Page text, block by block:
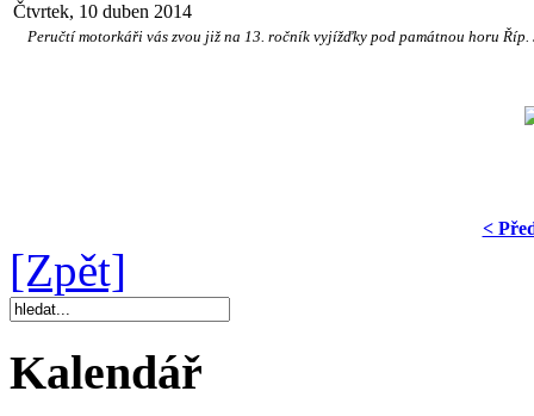
Čtvrtek, 10 duben 2014
Peručtí motorkáři vás zvou již na 13. ročník vyjížďky pod památnou horu Říp.
<
[Zpět]
Kalendář